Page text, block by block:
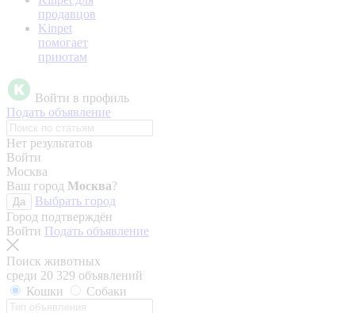
продавцов
Kinpet
помогает
приютам
Войти в профиль
Подать объявление
Нет результатов
Войти
Москва
Ваш город Москва?
Да
Выбрать город
Город подтверждён
Войти Подать объявление
Поиск животных
среди 20 329 объявлений
Кошки
Собаки